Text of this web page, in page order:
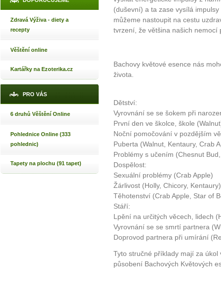
Zdravá Výživa - diety a
recepty
Věštění online
Kartářky na Ezoterika.cz
PRO VÁS
6 druhů Věštění Online
Pohlednice Online (333
pohlednic)
Tapety na plochu (91 tapet)
(duševní) a ta zase vysílá
můžeme nastoupit na cestu
tvrzení, že většina našich nemocí
Bachovy květové esence nás
života.
Dětství:
Vyrovnání se se šokem při
První den ve školce, škole
Noční pomočování v pozdějším
Puberta (Walnut, Kentaury, Crab
Problémy s učením (Chesnut
Dospělost:
Sexuální problémy (Crab Apple)
Žárlivost (Holly, Chicory, Kentaury)
Těhotenství (Crab Apple, Star of
Stáří:
Lpění na určitých věcech, lidech
Vyrovnání se se smrtí partnera
Doprovod partnera při umírání
Tyto stručné příklady mají za
působení Bachových Květových